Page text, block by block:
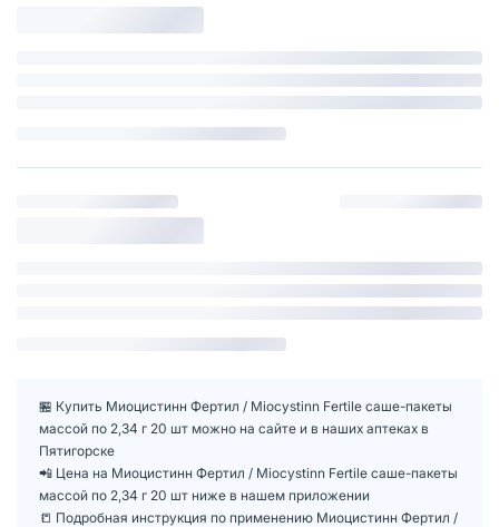
🏪 Купить Миоцистинн Фертил / Miocystinn Fertile саше-пакеты
массой по 2,34 г 20 шт можно на сайте и в наших аптеках в
Пятигорске
📲 Цена на Миоцистинн Фертил / Miocystinn Fertile саше-пакеты
массой по 2,34 г 20 шт ниже в нашем приложении
📒 Подробная инструкция по применению Миоцистинн Фертил /